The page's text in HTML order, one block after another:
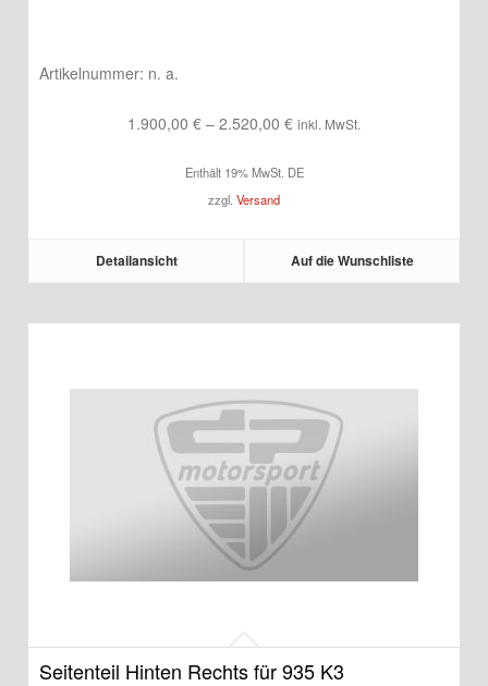
Artikelnummer: n. a.
1.900,00 € – 2.520,00 €Preisspanne:
bis
inkl. MwSt.
Enthält 19% MwSt. DE
zzgl. Versand
Detailansicht Auf die Wunschliste
Seitenteil Hinten Rechts für 935 K3